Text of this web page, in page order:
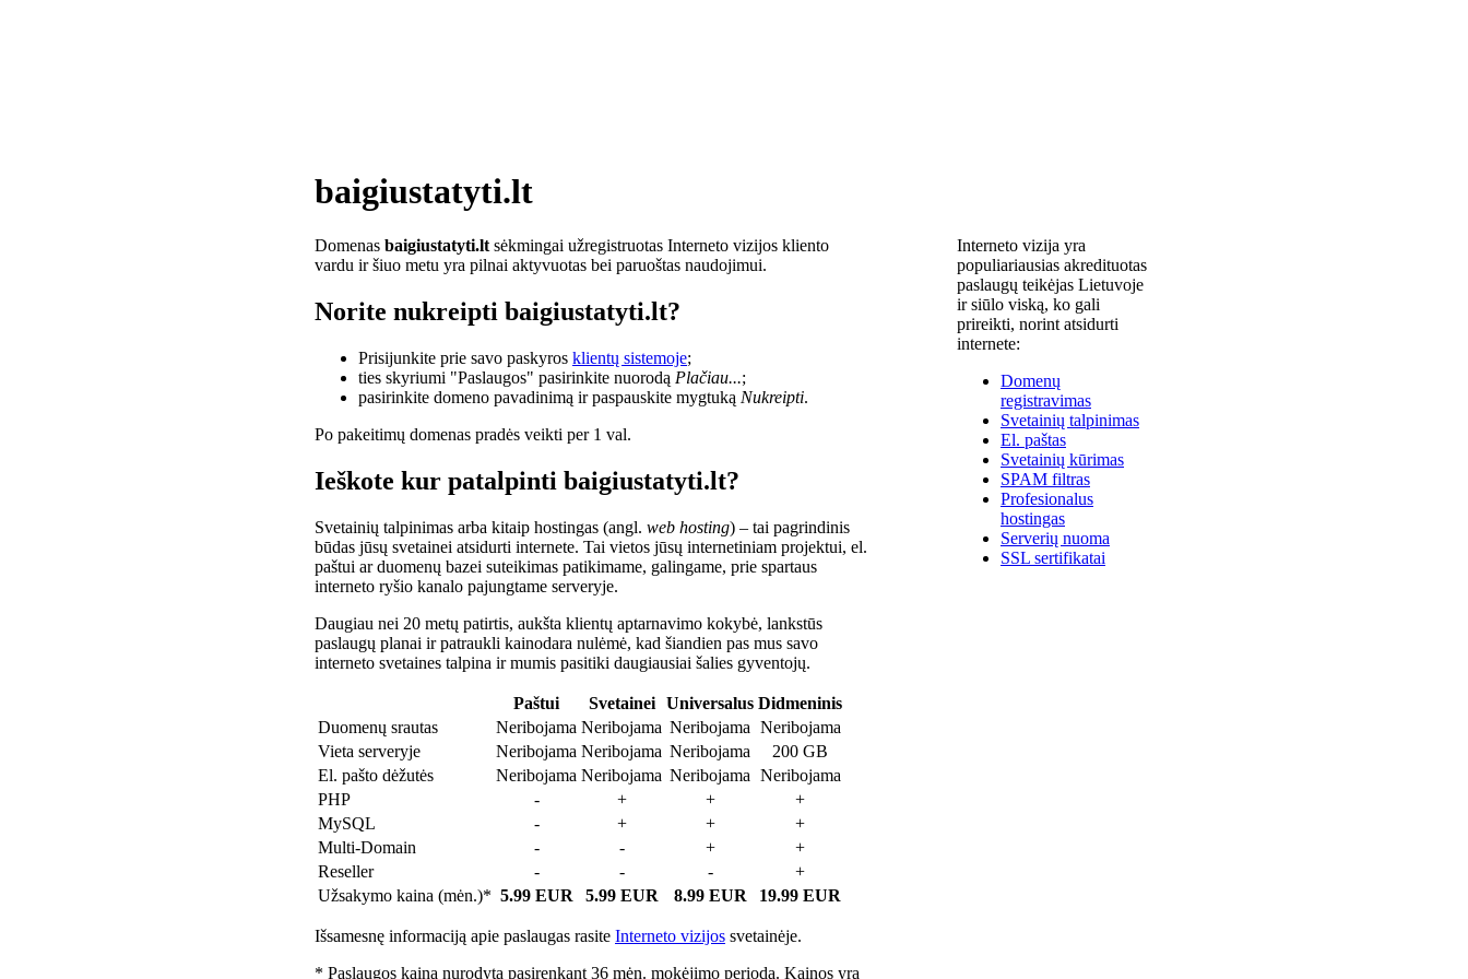
baigiustatyti.lt
Domenas baigiustatyti.lt sėkmingai užregistruotas Interneto vizijos kliento
vardu ir šiuo metu yra pilnai aktyvuotas bei paruoštas naudojimui.
Norite nukreipti baigiustatyti.lt?
Prisijunkite prie savo paskyros klientų sistemoje;
ties skyriumi "Paslaugos" pasirinkite nuorodą Plačiau...;
pasirinkite domeno pavadinimą ir paspauskite mygtuką Nukreipti.
Po pakeitimų domenas pradės veikti per 1 val.
Ieškote kur patalpinti baigiustatyti.lt?
Svetainių talpinimas arba kitaip hostingas (angl. web hosting) – tai pagrindinis
būdas jūsų svetainei atsidurti internete. Tai vietos jūsų internetiniam projektui, el.
paštui ar duomenų bazei suteikimas patikimame, galingame, prie spartaus
interneto ryšio kanalo pajungtame serveryje.
Daugiau nei 20 metų patirtis, aukšta klientų aptarnavimo kokybė, lankstūs
paslaugų planai ir patraukli kainodara nulėmė, kad šiandien pas mus savo
interneto svetaines talpina ir mumis pasitiki daugiausiai šalies gyventojų.
Paštui Svetainei Universalus Didmeninis
Duomenų srautas
Neribojama Neribojama Neribojama Neribojama
Vieta serveryje
Neribojama Neribojama Neribojama
200 GB
El. pašto dėžutės
Neribojama Neribojama Neribojama Neribojama
PHP
- + +
+
MySQL
- + +
+
Multi-Domain
- - +
+
Reseller
- - -
+
Užsakymo kaina (mėn.)* 5.99 EUR 5.99 EUR 8.99 EUR 19.99 EUR
Išsamesnę informaciją apie paslaugas rasite Interneto vizijos svetainėje.
* Paslaugos kaina nurodyta pasirenkant 36 mėn. mokėjimo periodą. Kainos yra
Interneto vizija yra
populiariausias akredituotas
paslaugų teikėjas Lietuvoje
ir siūlo viską, ko gali
prireikti, norint atsidurti
internete:
Domenų
registravimas
Svetainių talpinimas
El. paštas
Svetainių kūrimas
SPAM filtras
Profesionalus
hostingas
Serverių nuoma
SSL sertifikatai